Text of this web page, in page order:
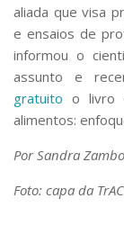
aliada que visa
e ensaios de
informou o
assunto e
gratuito o livro
alimentos:
Por Sandra
Foto: capa da